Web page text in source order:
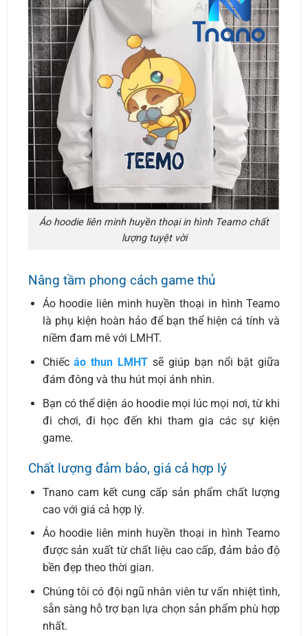
Áo hoodie liên minh huyền thoại in hình Teamo chất
lượng tuyệt vời
Nâng tầm phong cách game thủ
Áo hoodie liên minh huyền thoại in hình Teamo
là phụ kiện hoàn hảo để bạn thể hiện cá tính và
niềm đam mê với LMHT.
Chiếcáo thun LMHT sẽ giúp bạn nổi bật giữa
đám đông và thu hút mọi ánh nhìn.
Bạn có thể diện áo hoodie mọi lúc mọi nơi, từ khi
đi chơi, đi học đến khi tham gia các sự kiện
game.
Chất lượng đảm bảo, giá cả hợp lý
Tnano cam kết cung cấp sản phẩm chất lượng
cao với giá cả hợp lý.
Áo hoodie liên minh huyền thoại in hình Teamo
được sản xuất từ chất liệu cao cấp, đảm bảo độ
bền đẹp theo thời gian.
Chúng tôi có đội ngũ nhân viên tư vấn nhiệt tình,
sẵn sàng hỗ trợ bạn lựa chọn sản phẩm phù hợp
nhất.